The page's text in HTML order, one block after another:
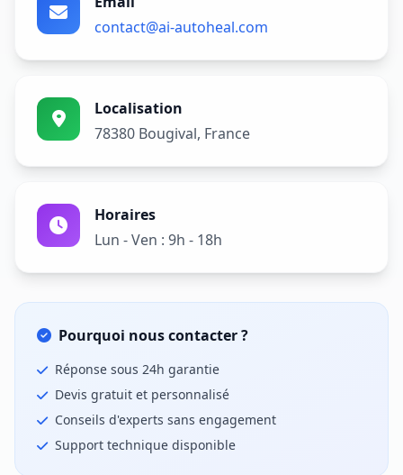
contact@ai-autoheal.com
Localisation
78380 Bougival, France
Horaires
Lun - Ven : 9h - 18h
Pourquoi nous contacter ?
Réponse sous 24h garantie
Devis gratuit et personnalisé
Conseils d'experts sans engagement
Support technique disponible